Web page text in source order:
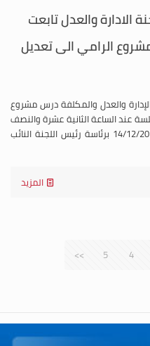
الادارة والعدل تابعت
الرامي الى تعديل
والعدل والمكلفة درس مشروع
عند الساعة الثانية عشرة والنصف
من بعد ظهر يوم الاربعاء الواقع فيه 14/12/2016 برئاسة رئيس اللجنة النائب
المزيد
4
5
>>